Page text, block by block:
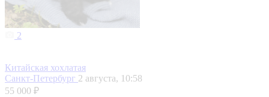
2
Китайская хохлатая
Санкт-Петербург 2 августа, 10:58
55 000 ₽